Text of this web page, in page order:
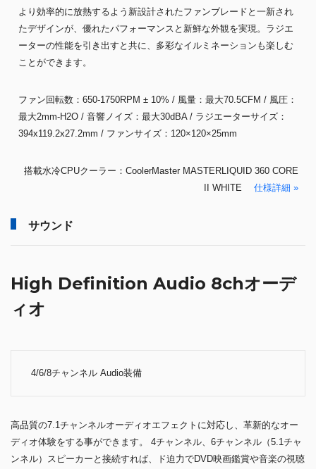
より効率的に放熱するよう新設計されたファンブレードと一新され
たデザインが、優れたパフォーマンスと新鮮な外観を実現。ラジエ
ーターの性能を引き出すと共に、多彩なイルミネーションも楽しむ
ことができます。
ファン回転数：650-1750RPM ± 10% / 風量：最大70.5CFM / 風圧：
最大2mm-H2O / 音響ノイズ：最大30dBA / ラジエーターサイズ：
394x119.2x27.2mm / ファンサイズ：120×120×25mm
搭載水冷CPUクーラー：CoolerMaster MASTERLIQUID 360 CORE
II WHITE 仕様詳細 »
サウンド
High Definition Audio 8chオーデ
ィオ
4/6/8チャンネル Audio装備
高品質の7.1チャンネルオーディオエフェクトに対応し、革新的なオー
ディオ体験をする事ができます。 4チャンネル、6チャンネル（5.1チャ
ンネル）スピーカーと接続すれば、ド迫力でDVD映画鑑賞や音楽の視聴